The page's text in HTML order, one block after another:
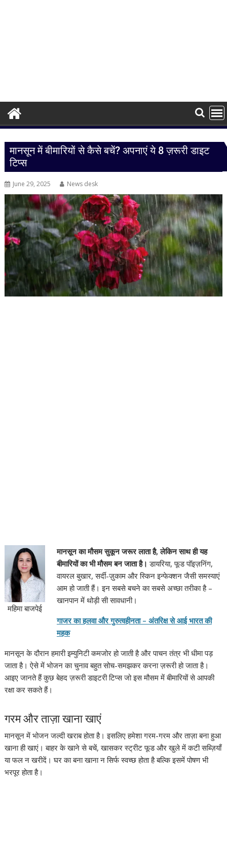
मानसून में बीमारियों से कैसे बचें? अपनाएं ये 8 ज़रूरी डाइट
टिप्स
June 29, 2025 News desk
महिमा बाजपेई
मानसून का मौसम सुकून जरूर लाता है, लेकिन साथ ही यह
बीमारियों का भी मौसम बन जाता है। डायरिया, फूड पॉइज़निंग,
वायरल बुखार, सर्दी-ज़ुकाम और स्किन इन्फेक्शन जैसी समस्याएं
आम हो जाती हैं। इन सबसे बचने का सबसे अच्छा तरीका है –
खानपान में थोड़ी सी सावधानी।
गाजर का हलवा और गुरुत्वहीनता – अंतरिक्ष से आई भारत की
महक
मानसून के दौरान हमारी इम्युनिटी कमजोर हो जाती है और पाचन तंत्र भी धीमा पड़
जाता है। ऐसे में भोजन का चुनाव बहुत सोच-समझकर करना ज़रूरी हो जाता है।
आइए जानते हैं कुछ बेहद ज़रूरी डाइटरी टिप्स जो इस मौसम में बीमारियों से आपकी
रक्षा कर सकते हैं।
गरम और ताज़ा खाना खाएं
मानसून में भोजन जल्दी खराब होता है। इसलिए हमेशा गरम-गरम और ताज़ा बना हुआ
खाना ही खाएं। बाहर के खाने से बचें, खासकर स्ट्रीट फूड और खुले में कटी सब्ज़ियाँ
या फल न खरीदें। घर का बना खाना न सिर्फ स्वच्छ होता है बल्कि इसमें पोषण भी
भरपूर होता है।